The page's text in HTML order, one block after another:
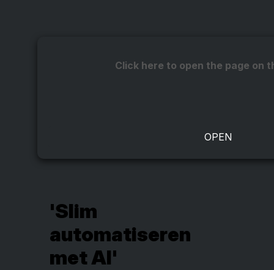
Click here to open the page on
'Slim
automatiseren
met AI'